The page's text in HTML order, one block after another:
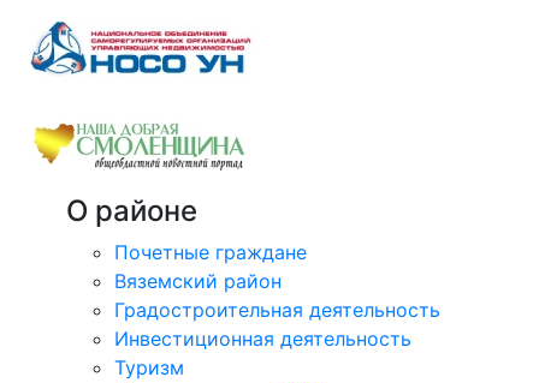
О районе
Почетные граждане
Вяземский район
Градостроительная деятельность
Инвестиционная деятельность
Туризм